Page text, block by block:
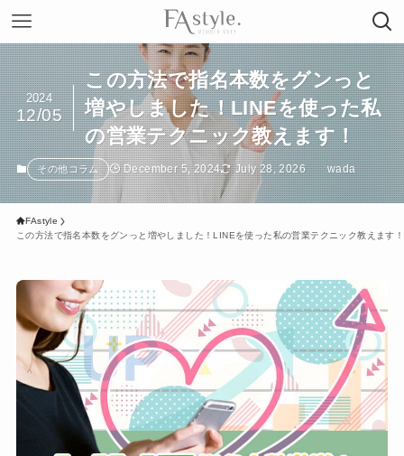
この方法で指名本数をグンっと
増やしました！LINEを使った私
の営業テクニック教えます！
2024
12/05
その他コラム December 5, 2024 July 28, 2026 wada
FAstyle
この方法で指名本数をグンっと増やしました！LINEを使った私の営業テクニック教えます！